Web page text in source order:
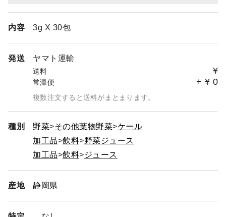
内容 3g X 30包
発送 ヤマト運輸
送料 ¥
常温便 + ¥ 0
複数注文すると送料がまとまります。
種別 野菜 その他葉物野菜 ケール
加工品
飲料
野菜ジュース
加工品
飲料 ジュース
産地 静岡県